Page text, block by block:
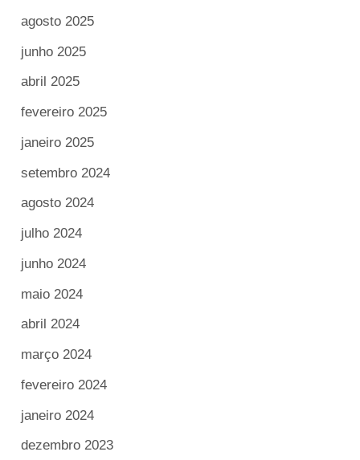
agosto 2025
junho 2025
abril 2025
fevereiro 2025
janeiro 2025
setembro 2024
agosto 2024
julho 2024
junho 2024
maio 2024
abril 2024
março 2024
fevereiro 2024
janeiro 2024
dezembro 2023